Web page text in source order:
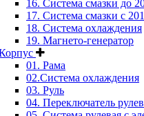
16. Система смазки до
17. Система смазки c
18. Система охлаждения
19. Магнето-генератор
01. Рама
02.Система охлаждения
03. Руль
04. Переключатель